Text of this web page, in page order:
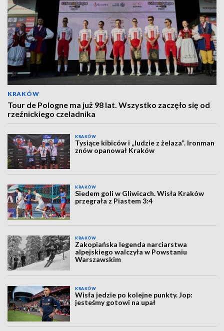
KRAKÓW
Tour de Pologne ma już 98 lat. Wszystko zaczęło się od
rzeźnickiego czeladnika
KRAKÓW
Tysiące kibiców i „ludzie z żelaza”. Ironman
znów opanował Kraków
KRAKÓW
Siedem goli w Gliwicach. Wisła Kraków
przegrała z Piastem 3:4
KRAKÓW
Zakopiańska legenda narciarstwa
alpejskiego walczyła w Powstaniu
Warszawskim
KRAKÓW
Wisła jedzie po kolejne punkty. Jop:
jesteśmy gotowi na upał